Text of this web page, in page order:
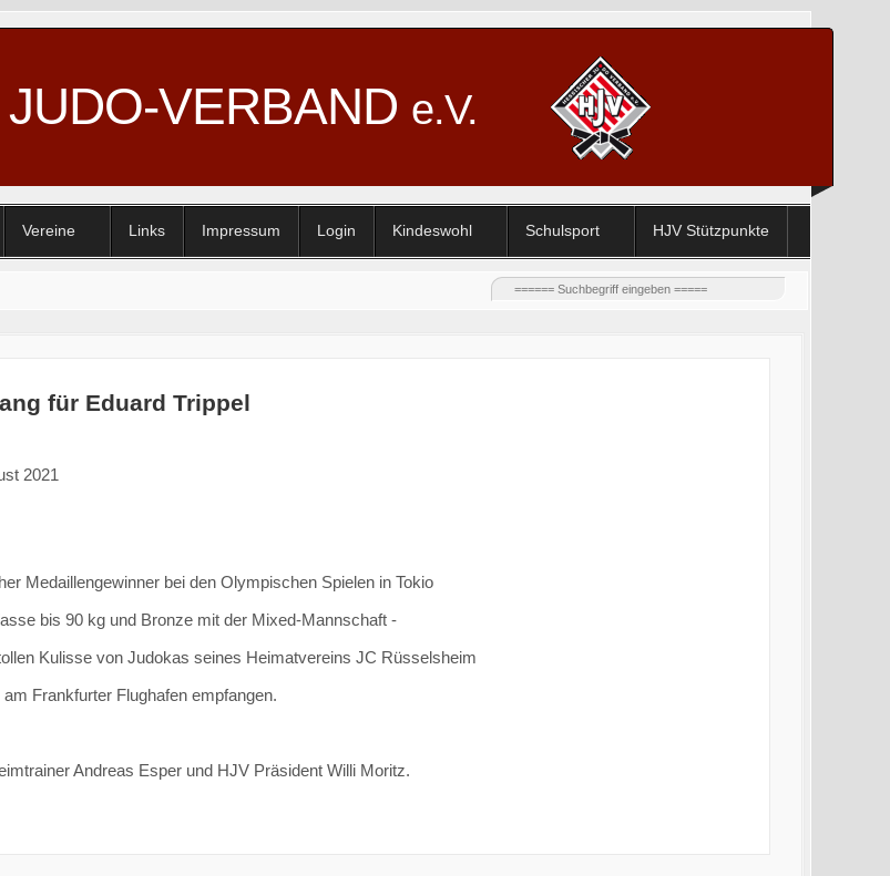
VERBAND e.V.
Vereine Links Impressum Login Kindeswohl Schulsport HJV Stützpunkte
für Eduard Trippel
2021
Medaillengewinner bei den Olympischen Spielen in Tokio
bis 90 kg und Bronze mit der Mixed-Mannschaft -
Kulisse von Judokas seines Heimatvereins JC Rüsselsheim
Frankfurter Flughafen empfangen.
Andreas Esper und HJV Präsident Willi Moritz.